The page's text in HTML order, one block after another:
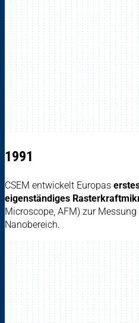
1991
CSEM entwickelt Europas
eigenständiges
Microscope, AFM) zur
Nanobereich.